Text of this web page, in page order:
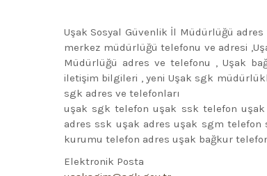
Uşak Sosyal Güvenlik İl Müdürlüğü
merkez müdürlüğü telefonu ve adresi
Müdürlüğü adres ve telefonu , Uşak
iletişim bilgileri , yeni Uşak sgk
sgk adres ve telefonları
uşak sgk telefon uşak ssk telefon
adres ssk uşak adres uşak sgm
kurumu telefon adres uşak bağkur
Elektronik Posta